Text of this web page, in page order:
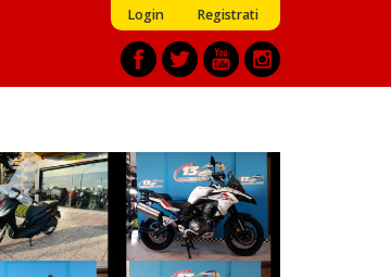
Login Registrati
MEDLEY
2.990 €
BENELLI TRK
€ 3.690 €